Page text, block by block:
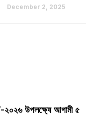
December 2, 2025
উপলক্ষ্যে আগামী ৫